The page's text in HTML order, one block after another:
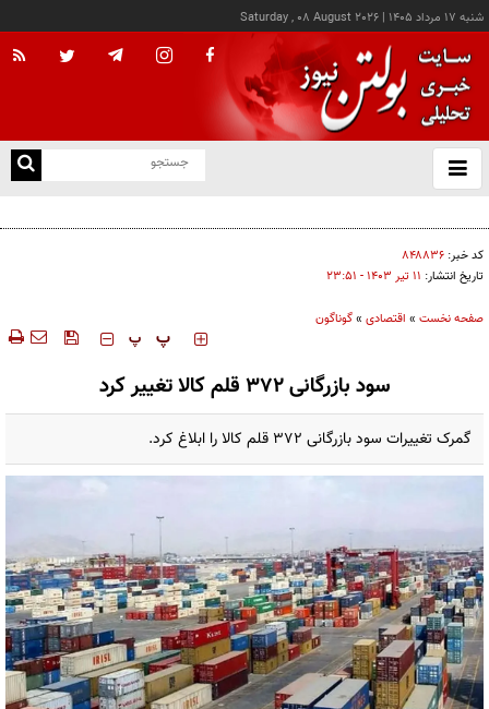
شنبه ۱۷ مرداد ۱۴۰۵ |
Saturday , 08 August 2026
باز
و
کد خبر: ۸۴۸۸۳۶
تاریخ انتشار: ۱۱ تير ۱۴۰۳ - ۲۳:۵۱
صفحه نخست » اقتصادی »گوناگون
‍‍‍ پ پ
سود بازرگانی ۳۷۲ قلم کالا تغییر کرد
گمرک تغییرات سود بازرگانی ۳۷۲ قلم کالا را ابلاغ کرد.